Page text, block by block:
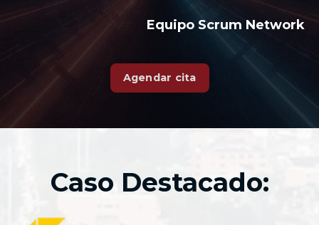
Equipo Scrum Network
Agendar cita
Caso Destacado: